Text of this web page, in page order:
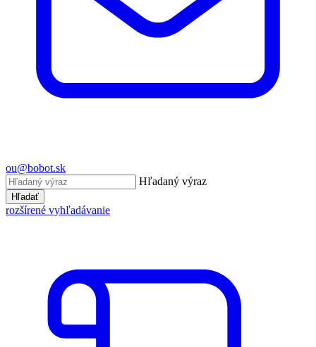
ou@bobot.sk
Hľadaný výraz
Hľadať
rozšírené vyhľadávanie